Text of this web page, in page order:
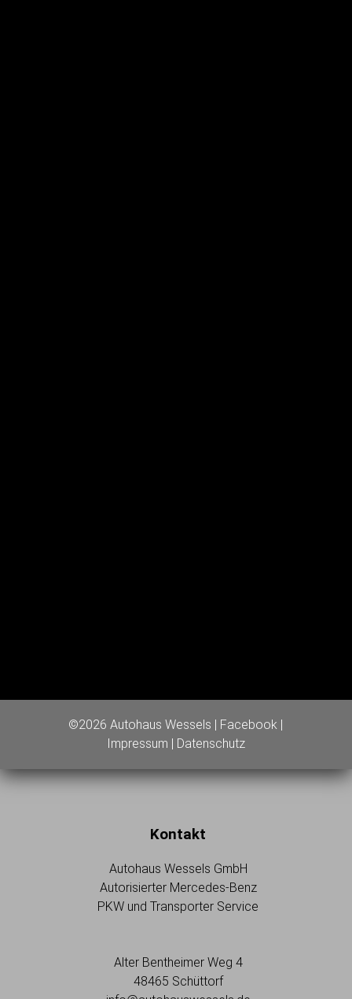
©2026 Autohaus Wessels | Facebook |
Impressum | Datenschutz
Kontakt
Autohaus Wessels GmbH
Autorisierter Mercedes-Benz
PKW und Transporter Service
Alter Bentheimer Weg 4
48465 Schüttorf